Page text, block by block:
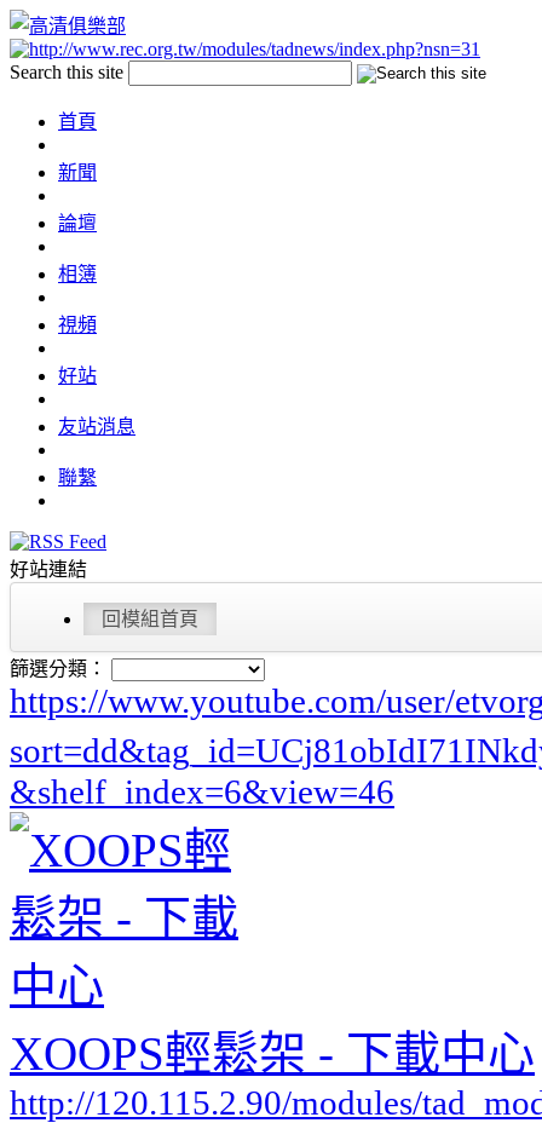
Search this site
首頁
新聞
論壇
相簿
視頻
好站
友站消息
聯繫
好站連結
回模組首頁
篩選分類：
https://www.youtube.com/user/
&shelf_index=6&view=46
XOOPS輕鬆架 - 下載中心
http://120.115.2.90/modules/